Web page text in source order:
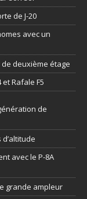
de J-20
avec un
deuxième étage
Rafale F5
de
d’altitude
avec le P-8A
grande ampleur